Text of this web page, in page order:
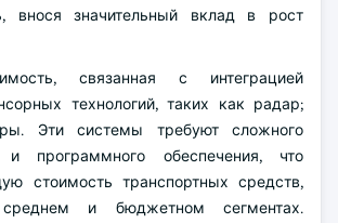
внося значительный вклад в рост
связанная с интеграцией
технологий, таких как радар;
Эти системы требуют сложного
и программного обеспечения, что
стоимость транспортных средств,
и бюджетном сегментах.